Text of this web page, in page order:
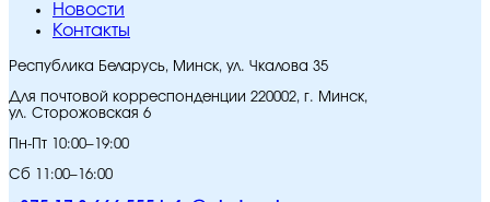
Новости
Контакты
Республика Беларусь, Минск, ул. Чкалова 35
Для почтовой корреспонденции 220002, г. Минск,
ул. Сторожовская 6
Пн-Пт 10:00–19:00
Сб 11:00–16:00